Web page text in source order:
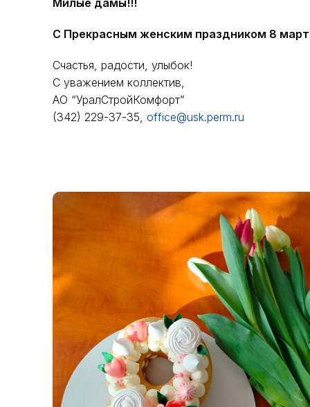
Милые дамы!!!
С Прекрасным женским праздником 8
Счастья, радости, улыбок!
С уважением коллектив,
АО “УралСтройКомфорт”
(342) 229-37-35, office@usk.perm.ru